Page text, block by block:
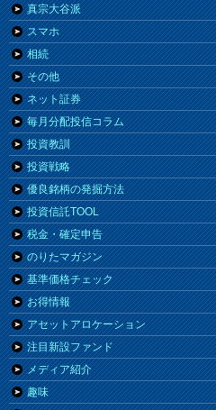
真宗大谷派
スマホ
相続
その他
ネット証券
毎月分配投信コラム
投資教訓
投資戦略
優良銘柄の発掘方法
投資信託TOOL
税金・確定申告
のりたマガジン
基準価格チェック
お得情報
アセットアロケーション
注目新設ファンド
メディア紹介
趣味